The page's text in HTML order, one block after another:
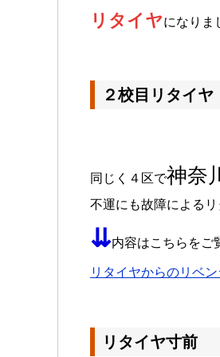
リタイヤになりま
２校目リタイヤ
同じく４区で神奈
不運にも故障による
⇊内容はこちらをご
リタイヤからのリベン
リタイヤ寸前